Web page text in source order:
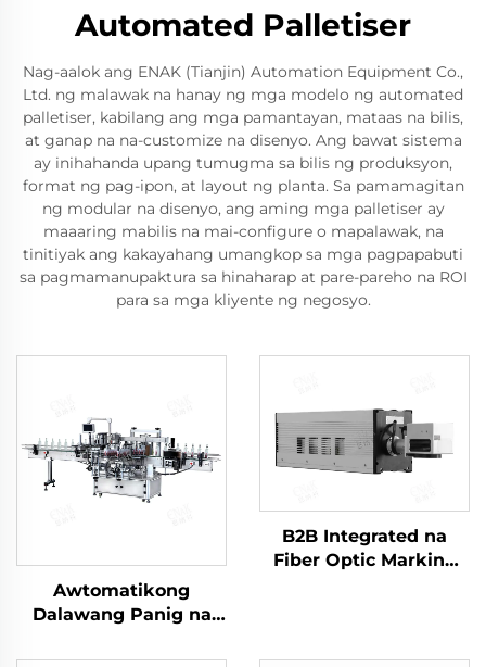
Automated Palletiser
Nag-aalok ang ENAK (Tianjin) Automation Equipment Co.,
Ltd. ng malawak na hanay ng mga modelo ng automated
palletiser, kabilang ang mga pamantayan, mataas na bilis,
at ganap na na-customize na disenyo. Ang bawat sistema
ay inihahanda upang tumugma sa bilis ng produksyon,
format ng pag-ipon, at layout ng planta. Sa pamamagitan
ng modular na disenyo, ang aming mga palletiser ay
maaaring mabilis na mai-configure o mapalawak, na
tinitiyak ang kakayahang umangkop sa mga pagpapabuti
sa pagmamanupaktura sa hinaharap at pare-pareho na ROI
para sa mga kliyente ng negosyo.
Awtomatikong
Dalawang Panig na
machine para sa
B2B Integrated na
Fiber Optic Marking
Plastic na Pakete ng